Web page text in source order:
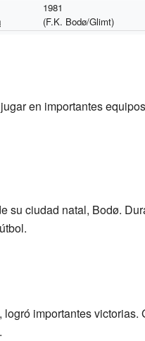
1981
(F.K. Bodø/Glimt)
en importantes
su ciudad natal, Bodø.
importantes victorias.